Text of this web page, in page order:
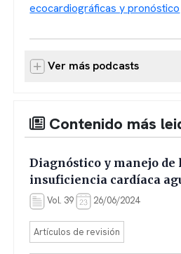
ecocardiográficas y pronóstico
Ver más podcasts
Contenido más
Diagnóstico y manejo de
insuficiencia cardíaca
Vol. 39 26/06/2024
Artículos de revisión